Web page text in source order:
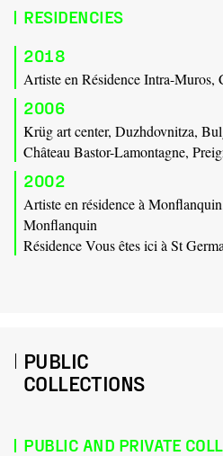
RESIDENCIES
2018
Artiste en Résidence Intra-Muros,
2006
Krüg art center, Duzhdovnitza,
Château Bastor-Lamontagne,
2002
Artiste en résidence à
Monflanquin
Résidence Vous êtes ici à St
PUBLIC
COLLECTIONS
PUBLIC AND PRIVATE